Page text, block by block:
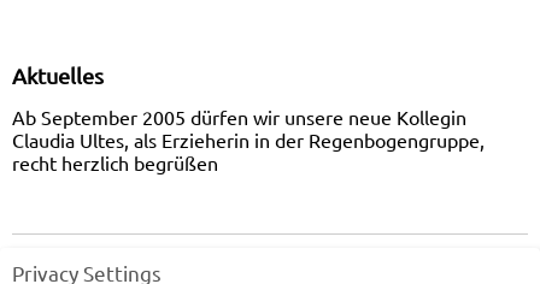
Aktuelles
Ab September 2005 dürfen wir unsere neue Kollegin
Claudia Ultes, als Erzieherin in der Regenbogengruppe,
recht herzlich begrüßen
Privacy Settings